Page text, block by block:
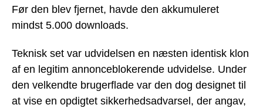
Før den blev fjernet, havde den akkumuleret
mindst 5.000 downloads.
Teknisk set var udvidelsen en næsten identisk klon
af en legitim annonceblokerende udvidelse. Under
den velkendte brugerflade var den dog designet til
at vise en opdigtet sikkerhedsadvarsel, der angav,